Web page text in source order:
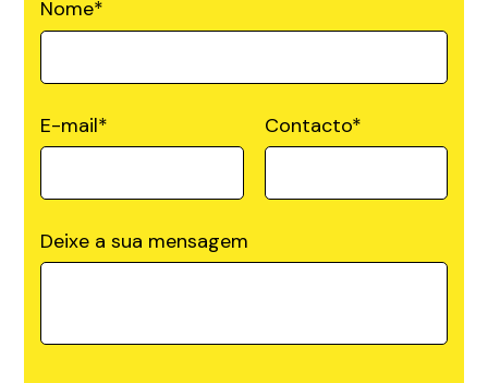
Nome*
E-mail* Contacto*
Deixe a sua mensagem